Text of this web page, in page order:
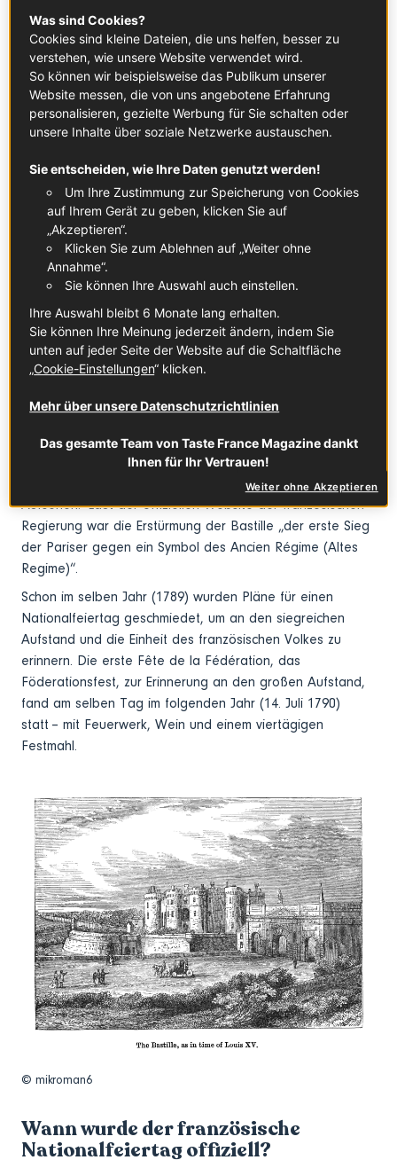
Was ist die Geschichte hinter dem
französischen Nationalfeiertag?
Ende des 18. Jahrhunderts war Frankreich stark zwischen
reformistischen und konservativen Parteien gespalten und
steckte in einer schweren Wirtschaftskrise. Als der
Finanzminister unter Ludwig XVI., der auf der Seite der
waren, eine Verfassung zu schreiben, entlassen wurde,
waren die Pariser im Aufruhr. Einige Gruppen begannen,
die Sache selbst in die Hand zu nehmen und brachen
sogar ins Hôtel des Invalides ein, um Waffen zu stehlen,
die sie für einen Aufstand gegen die korrupte Führung
brauchten.
Am selben Tag stürmte auch eine Gruppe von Leuten die
Bastille, die zu dieser Zeit als Gefängnis für Inhaftierte
diente, die dort ohne Gerichtsverfahren und häufig
grundlos eingesperrt waren. Die Bastille galt als Symbol
damit für soziale Ungerechtigkeit und Ungleichheit.
Zum damaligen Zeitpunkt befanden sich dort zwar nur
sieben Gefangene, doch ihre Befreiung durch die
Menschen, die das Gefängnis stürmten, erregte weltweit
Aufsehen. Laut der offiziellen Website der französischen
Regierung war die Erstürmung der Bastille „der erste Sieg
der Pariser gegen ein Symbol des Ancien Régime (Altes
Regime)“.
Schon im selben Jahr (1789) wurden Pläne für einen
Nationalfeiertag geschmiedet, um an den siegreichen
Aufstand und die Einheit des französischen Volkes zu
erinnern. Die erste Fête de la Fédération, das
Föderationsfest, zur Erinnerung an den großen Aufstand,
fand am selben Tag im folgenden Jahr (14. Juli 1790)
statt – mit Feuerwerk, Wein und einem viertägigen
Festmahl.
© mikroman6
Wann wurde der französische
Nationalfeiertag offiziell?
Was sind Cookies?
Cookies sind kleine Dateien, die uns helfen, besser zu
verstehen, wie unsere Website verwendet wird.
So können wir beispielsweise das Publikum unserer
Website messen, die von uns angebotene Erfahrung
personalisieren, gezielte Werbung für Sie schalten oder
unsere Inhalte über soziale Netzwerke austauschen.
Sie entscheiden, wie Ihre Daten genutzt werden!
Um Ihre Zustimmung zur Speicherung von Cookies
auf Ihrem Gerät zu geben, klicken Sie auf
„Akzeptieren“.
Klicken Sie zum Ablehnen auf „Weiter ohne
Annahme“.
Sie können Ihre Auswahl auch einstellen.
Ihre Auswahl bleibt 6 Monate lang erhalten.
Sie können Ihre Meinung jederzeit ändern, indem Sie
unten auf jeder Seite der Website auf die Schaltfläche
„Cookie-Einstellungen“ klicken.
Mehr über unsere Datenschutzrichtlinien
Das gesamte Team von Taste France Magazine dankt
Ihnen für Ihr Vertrauen!
Weiter ohne Akzeptieren